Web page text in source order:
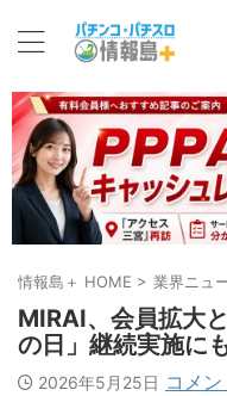
情報島＋ HOME > 業界ニュ
MIRAI、会員拡大
の日」継続実施に
2026年5月25日 コメ